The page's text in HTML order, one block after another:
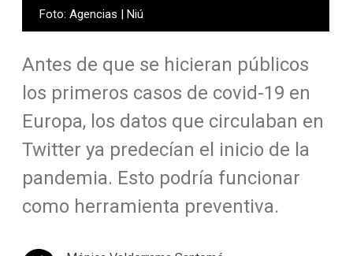
Foto: Agencias | Niú
Antes de que se hicieran públicos
los primeros casos de covid-19 en
Europa, los datos que circulaban en
Twitter ya predecían el inicio de la
pandemia. Esto podría funcionar
como herramienta preventiva.